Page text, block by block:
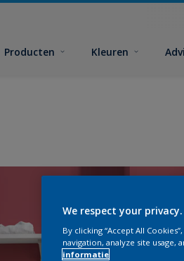
Producten Kleuren
We respect your privacy.
By clicking “Accept All
navigation, analyze site usage,
informatie